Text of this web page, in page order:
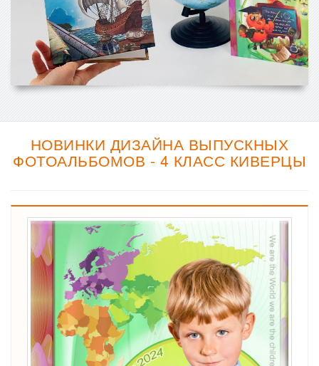
НОВИНКИ ДИЗАЙНА ВЫПУСКНЫХ
ФОТОАЛЬБОМОВ - 4 КЛАСС КИВЕРЦЫ